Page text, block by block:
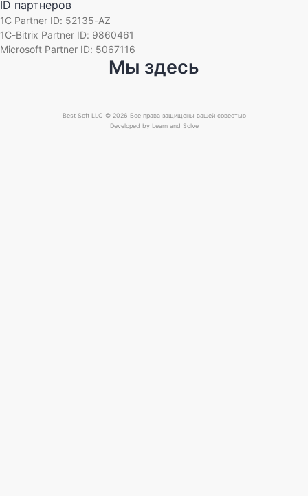
ID партнеров
1C Partner ID: 52135-AZ
1C-Bitrix Partner ID: 9860461
Microsoft Partner ID: 5067116
Мы здесь
Best Soft LLC © 2026 Все права защищены вашей совестью
Developed by Learn and Solve